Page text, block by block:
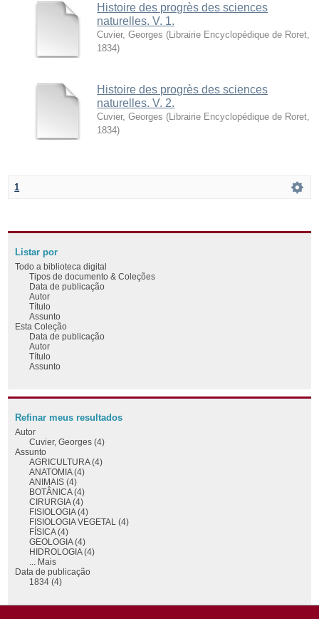
Histoire des progrès des sciences
naturelles. V. 1.
Cuvier, Georges ( Librairie Encyclopédique de Roret
1834)
Histoire des progrès des sciences
naturelles. V. 2.
Cuvier, Georges ( Librairie Encyclopédique de Roret
1834)
1
Listar por
Todo a biblioteca digital
Tipos de documento & Coleções
Data de publicação
Autor
Título
Assunto
Esta Coleção
Data de publicação
Autor
Título
Assunto
Refinar meus resultados
Autor
Cuvier, Georges (4)
Assunto
AGRICULTURA (4)
ANATOMIA (4)
ANIMAIS (4)
BOTÂNICA (4)
CIRURGIA (4)
FISIOLOGIA (4)
FISIOLOGIA VEGETAL (4)
FÍSICA (4)
GEOLOGIA (4)
HIDROLOGIA (4)
... Mais
Data de publicação
1834 (4)